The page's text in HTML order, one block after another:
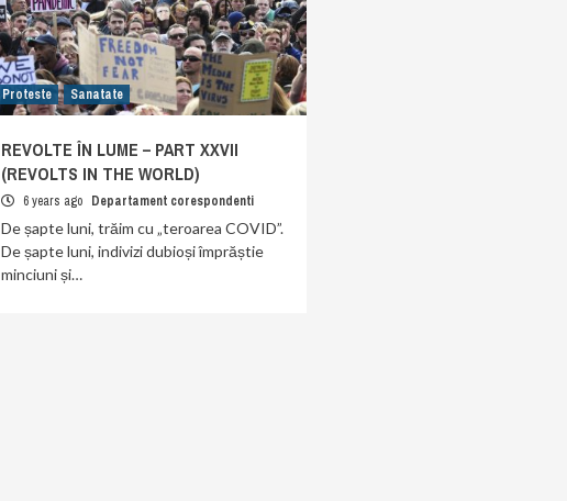
Proteste Sanatate
REVOLTE ÎN LUME – PART XXVII
(REVOLTS IN THE WORLD)
6 years ago Departament corespondenti
De șapte luni, trăim cu „teroarea COVID”.
De șapte luni, indivizi dubioși împrăștie
minciuni și…